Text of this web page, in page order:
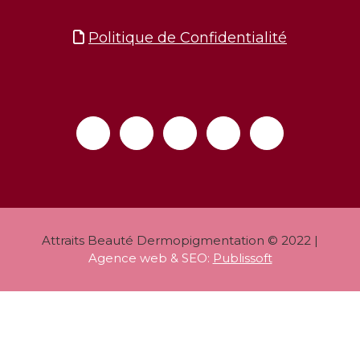
Politique de Confidentialité
Attraits Beauté Dermopigmentation © 2022 |
Agence web & SEO: Publissoft